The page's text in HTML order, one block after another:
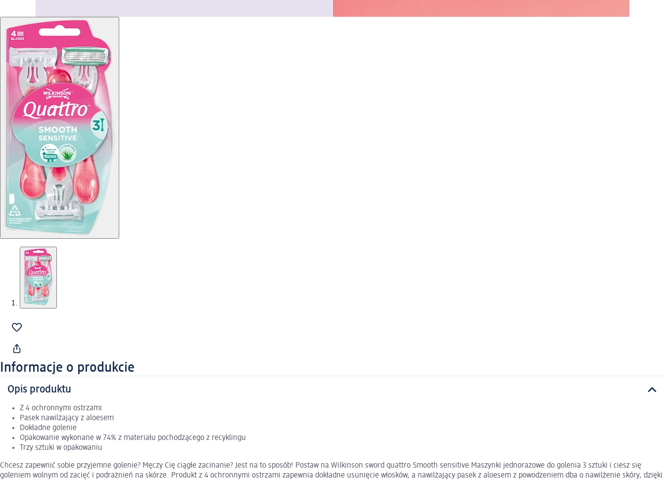
Informacje o produkcie
Opis produktu
Z 4 ochronnymi ostrzami
Pasek nawilżający z aloesem
Dokładne golenie
Opakowanie wykonane w 74% z materiału pochodzącego z recyklingu
Trzy sztuki w opakowaniu
Chcesz zapewnić sobie przyjemne golenie? Męczy Cię ciągłe zacinanie? Jest na to sposób! Postaw na Wilkinson sword quattro Smooth sensitive Maszynki jednorazowe do golenia 3 sztuki i ciesz się
goleniem wolnym od zacięć i podrażnień na skórze. Produkt z 4 ochronnymi ostrzami zapewnia dokładne usunięcie włosków, a nawilżający pasek z aloesem z powodzeniem dba o nawilżenie skóry, dzięki